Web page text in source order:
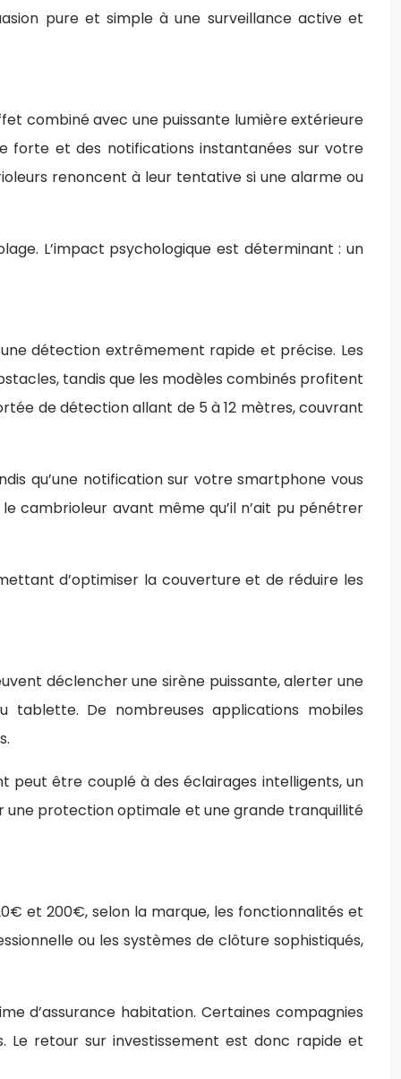
pure et simple à une surveillance active et
combiné avec une puissante lumière extérieure
forte et des notifications instantanées sur votre
renoncent à leur tentative si une alarme ou
L’impact psychologique est déterminant : un
détection extrêmement rapide et précise. Les
tandis que les modèles combinés profitent
de détection allant de 5 à 12 mètres, couvrant
qu’une notification sur votre smartphone vous
cambrioleur avant même qu’il n’ait pu pénétrer
d’optimiser la couverture et de réduire les
déclencher une sirène puissante, alerter une
tablette. De nombreuses applications mobiles
peut être couplé à des éclairages intelligents, un
une protection optimale et une grande tranquillité
et 200€, selon la marque, les fonctionnalités et
ou les systèmes de clôture sophistiqués,
d’assurance habitation. Certaines compagnies
Le retour sur investissement est donc rapide et